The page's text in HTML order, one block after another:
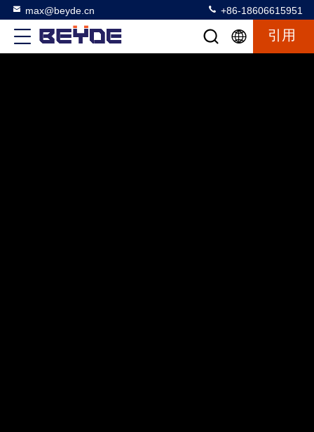
max@beyde.cn +86-18606615951
引用